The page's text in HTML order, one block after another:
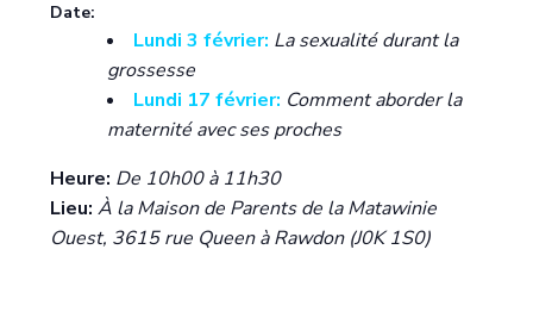
Date:
Lundi 3 février: La sexualité durant la
grossesse
Lundi 17 février: Comment aborder la
maternité avec ses proches
Heure: De 10h00 à 11h30
Lieu: À la Maison de Parents de la Matawinie
Ouest, 3615 rue Queen à Rawdon (J0K 1S0)